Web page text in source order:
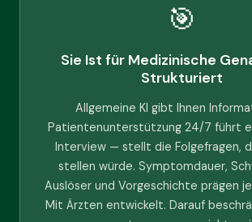
🎯
Sie Ist für Medizinische
Strukturiert
Allgemeine KI gibt Ihnen
Patientenunterstützung 24/7 führt
Interview — stellt die Folgefragen,
stellen würde. Symptomdauer,
Auslöser und Vorgeschichte prägen
Mit Ärzten entwickelt. Darauf